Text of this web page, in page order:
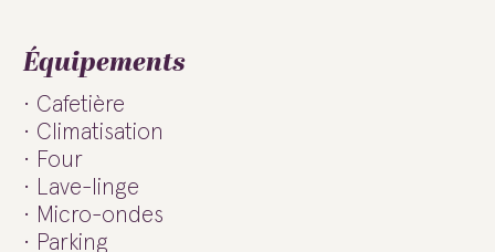
Équipements
Cafetière
Climatisation
Four
Lave-linge
Micro-ondes
Parking